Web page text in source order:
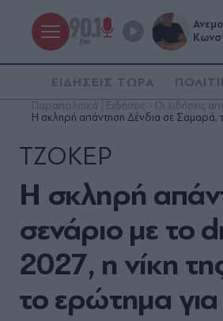
ΕΙΔΗΣΕΙΣ ΤΩΡΑ
Παραπολιτικά | Ειδήσεις - Οι ειδήσεις
Η σκληρή απάντηση Δένδια σε Σαμαρά,
Η σκληρή
σενάριο με το
2027, η νίκη
το ερώτημα
ΤΖΟΚΕΡ